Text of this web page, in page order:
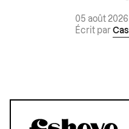
05 août 2026
Écrit par